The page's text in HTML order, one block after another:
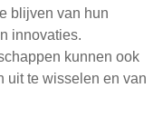
blijven van hun
innovaties.
kunnen ook
uit te wisselen en van